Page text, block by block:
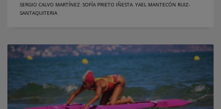
SERGIO CALVO MARTÍNEZ SOFÍA PRIETO IÑESTA YAEL MANTECÓN RUIZ-
SANTAQUITERIA